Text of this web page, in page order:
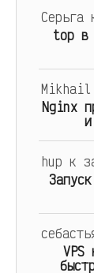
Серьга
top в
Mikhail
Nginx
hup к
VPS